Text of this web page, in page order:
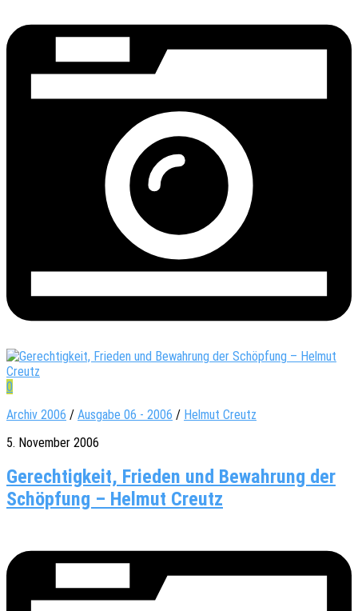
0
Archiv 2006 / Ausgabe 06 - 2006 / Helmut Creutz
5. November 2006
Gerechtigkeit, Frieden und Bewahrung der
Schöpfung – Helmut Creutz